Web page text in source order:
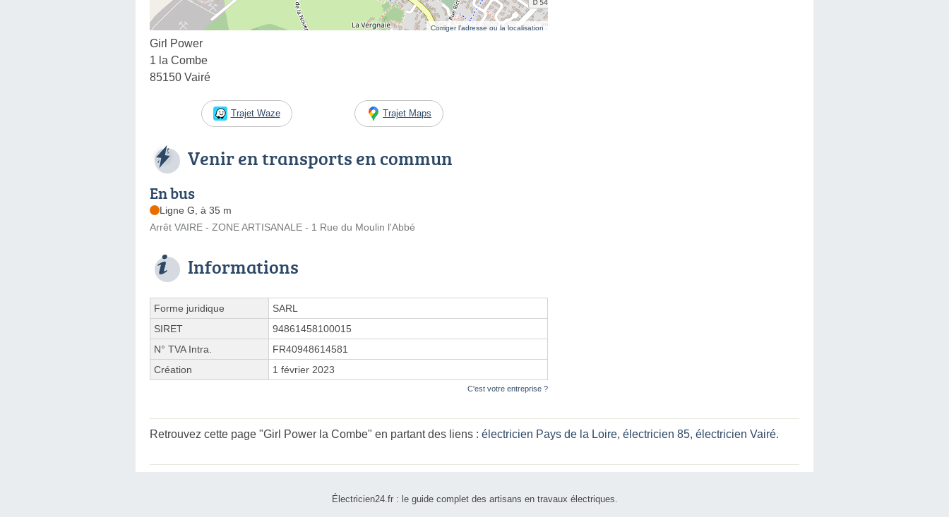
Corriger l’adresse ou la localisation
Girl Power
1 la Combe
85150 Vairé
Trajet Waze Trajet Maps
Venir en transports en commun
En bus
Ligne G, à 35 m
Arrêt VAIRE - ZONE ARTISANALE - 1 Rue du Moulin l'Abbé
Informations
Forme juridique
SARL
SIRET
94861458100015
N° TVA Intra.
FR40948614581
Création
1 février 2023
C'est votre entreprise ?
Retrouvez cette page "Girl Power la Combe" en partant des liens : électricien Pays de la Loire, électricien 85, électricien Vairé.
Électricien24.fr : le guide complet des artisans en travaux électriques.